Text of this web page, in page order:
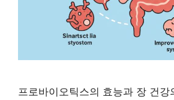
프로바이오틱스의 효능과 장 건강